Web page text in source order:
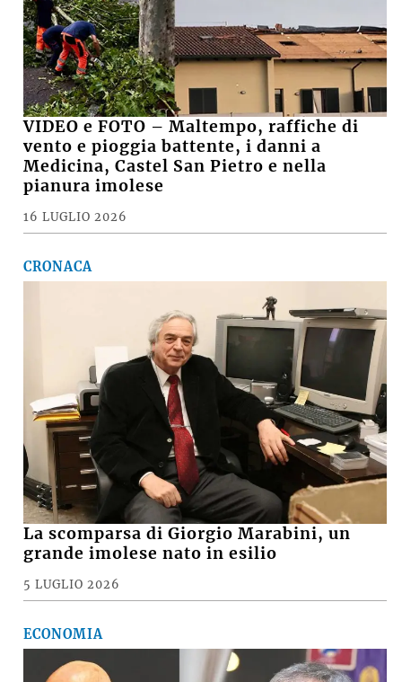
VIDEO e FOTO – Maltempo, raffiche di
vento e pioggia battente, i danni a
Medicina, Castel San Pietro e nella
pianura imolese
16 LUGLIO 2026
CRONACA
La scomparsa di Giorgio Marabini, un
grande imolese nato in esilio
5 LUGLIO 2026
ECONOMIA